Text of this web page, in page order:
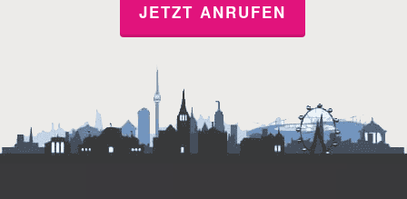
JETZT ANRUFEN